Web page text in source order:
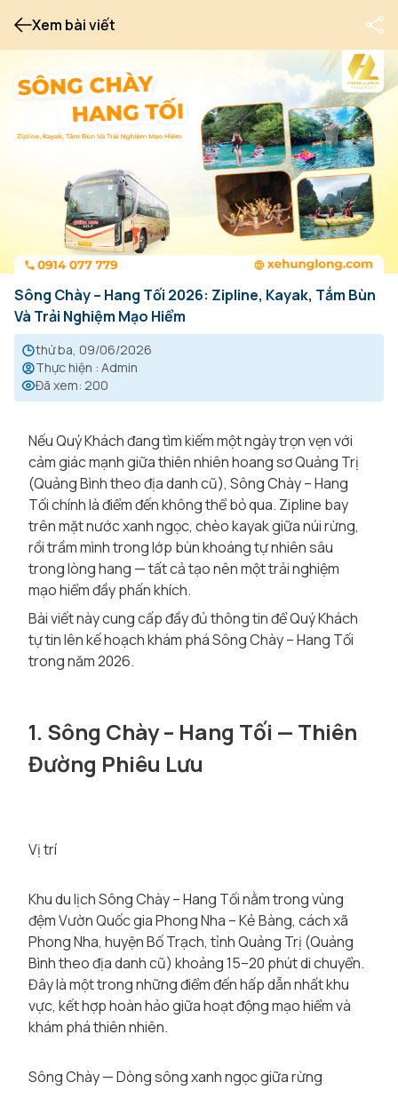
Xem bài viết
Sông Chày – Hang Tối 2026: Zipline, Kayak, Tắm Bùn
Và Trải Nghiệm Mạo Hiểm
thứ ba, 09/06/2026
Thực hiện : Admin
Đã xem: 200
Nếu Quý Khách đang tìm kiếm một ngày trọn vẹn với
cảm giác mạnh giữa thiên nhiên hoang sơ Quảng Trị
(Quảng Bình theo địa danh cũ), Sông Chày – Hang
Tối chính là điểm đến không thể bỏ qua. Zipline bay
trên mặt nước xanh ngọc, chèo kayak giữa núi rừng,
rồi trầm mình trong lớp bùn khoáng tự nhiên sâu
trong lòng hang — tất cả tạo nên một trải nghiệm
mạo hiểm đầy phấn khích.
Bài viết này cung cấp đầy đủ thông tin để Quý Khách
tự tin lên kế hoạch khám phá Sông Chày – Hang Tối
trong năm 2026.
1. Sông Chày – Hang Tối — Thiên
Đường Phiêu Lưu
Vị trí
Khu du lịch Sông Chày – Hang Tối nằm trong vùng
đệm Vườn Quốc gia Phong Nha – Kẻ Bàng, cách xã
Phong Nha, huyện Bố Trạch, tỉnh Quảng Trị (Quảng
Bình theo địa danh cũ) khoảng 15–20 phút di chuyển.
Đây là một trong những điểm đến hấp dẫn nhất khu
vực, kết hợp hoàn hảo giữa hoạt động mạo hiểm và
khám phá thiên nhiên.
Sông Chày — Dòng sông xanh ngọc giữa rừng